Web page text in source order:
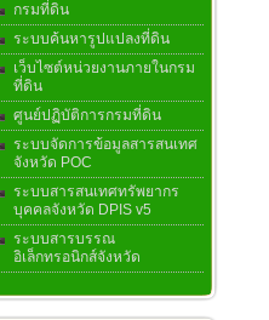
กรมที่ดิน
ระบบค้นหารูปแปลงที่ดิน
เว็บไซต์หน่วยงานภายในกรม
ที่ดิน
ศูนย์ปฏิบัติการกรมที่ดิน
ระบบจัดการข้อมูลสารสนเทศ
จังหวัด POC
ระบบสารสนเทศทรัพยากร
บุคคลจังหวัด DPIS v5
ระบบสารบรรณ
อิเล็กทรอนิกส์จังหวัด